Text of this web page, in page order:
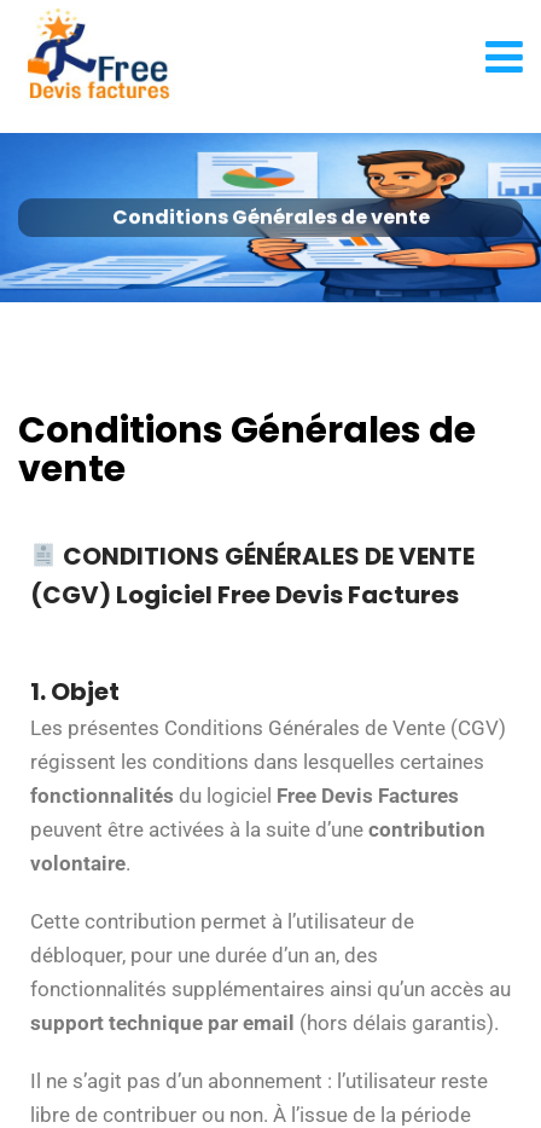
Conditions Générales de vente
Conditions Générales de
vente
CONDITIONS GÉNÉRALES DE VENTE
(CGV) Logiciel Free Devis Factures
1. Objet
Les présentes Conditions Générales de Vente (CGV)
régissent les conditions dans lesquelles certaines
fonctionnalités du logiciel Free Devis Factures
peuvent être activées à la suite d’une contribution
volontaire.
Cette contribution permet à l’utilisateur de
débloquer, pour une durée d’un an, des
fonctionnalités supplémentaires ainsi qu’un accès au
support technique par email (hors délais garantis).
Il ne s’agit pas d’un abonnement : l’utilisateur reste
libre de contribuer ou non. À l’issue de la période